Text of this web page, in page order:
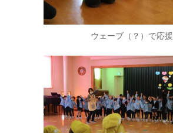
ウェーブ（？）で応援